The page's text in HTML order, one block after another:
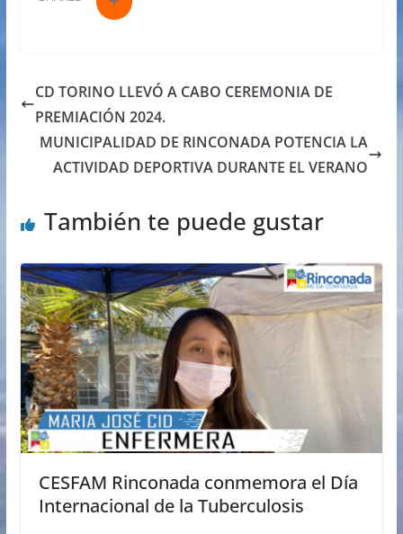
CD TORINO LLEVÓ A CABO CEREMONIA DE
PREMIACIÓN 2024.
MUNICIPALIDAD DE RINCONADA POTENCIA LA
ACTIVIDAD DEPORTIVA DURANTE EL VERANO
También te puede gustar
CESFAM Rinconada conmemora el Día
Internacional de la Tuberculosis